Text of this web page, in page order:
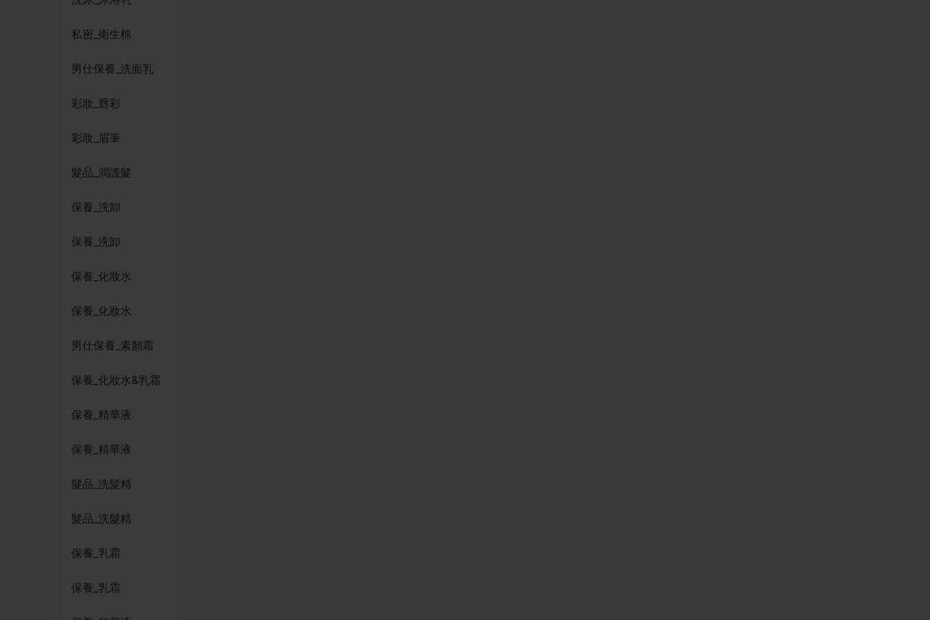
私密_衛生棉
男仕保養_洗面乳
彩妝_唇彩
彩妝_眉筆
髮品_潤護髮
保養_洗卸
保養_洗卸
保養_化妝水
保養_化妝水
男仕保養_素顏霜
保養_化妝水&乳霜
保養_精華液
保養_精華液
髮品_洗髮精
髮品_洗髮精
保養_乳霜
保養_乳霜